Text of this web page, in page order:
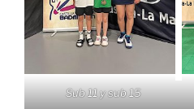
Sub 11 y sub 15